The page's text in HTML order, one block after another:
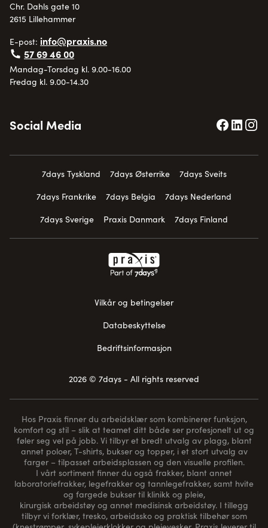
Chr. Dahls gate 10
2615 Lillehammer
E-post: info@praxis.no
57 69 46 00
Mandag-Torsdag kl. 9.00-16.00
Fredag kl. 9.00-14.30
Social Media
7days Tyskland 7days Østerrike
7days Sveits
7days Frankrike
7days Belgia
7days Nederland
7days Sverige
Praxis Danmark 7days Finland
Vilkår og betingelser
Databeskyttelse
Bedriftsinformasjon
2026 © 7days - All rights reserved
Hos Praxis finner du arbeidsklær som kombinerer funksjon,
komfort og stil – slik at teamet ditt både ser profesjonelt ut og
føler seg vel på jobb. Vi tilbyr et bredt utvalg av plagg, blant
annet poloer, T-shirts, bukser og topper, i et stort utvalg av
farger – tilpasset arbeidsplassen og den visuelle profilen.
I vårt sortiment finner du også frakker, blant annet
laboratoriefrakker, legefrakker og tannlegefrakker, samt hvite
og fargede bukser til klinikk og pleie,
kirurgisk arbeidstøy og annet medisinsk arbeidstøy. I tillegg
tilbyr vi forklær, tresko, arbeidssko og praktisk tilbehør som